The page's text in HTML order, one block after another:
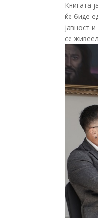
Книгата
ќе биде
јавност
се